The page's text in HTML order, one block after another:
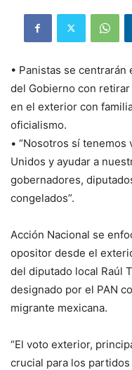
• Panistas se
del Gobierno con
en el exterior con
oficialismo.
• “Nosotros sí tenemos
Unidos y ayudar a
gobernadores,
congelados”.
Acción Nacional se
opositor desde el
del diputado local Raúl
designado por el PAN
migrante mexicana.
“El voto exterior,
crucial para los